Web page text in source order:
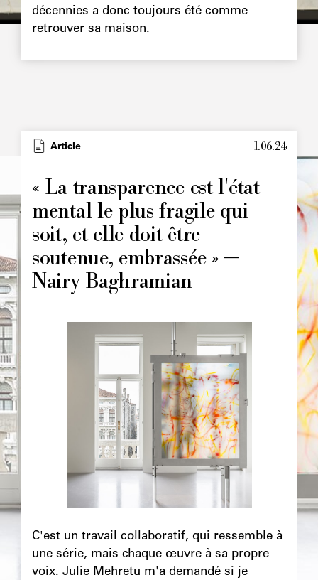
décennies a donc toujours été comme
retrouver sa maison.
TypeArticle 1.06.24
« La transparence est l'état
mental le plus fragile qui
soit, et elle doit être
soutenue, embrassée » —
Nairy Baghramian
C'est un travail collaboratif, qui ressemble à
une série, mais chaque œuvre à sa propre
voix. Julie Mehretu m'a demandé si je